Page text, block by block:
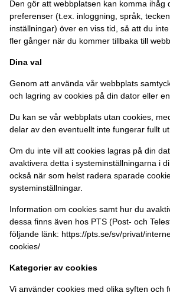
Den gör att webbplatsen kan komma ihåg
preferenser (t.ex. inloggning, språk,
inställningar) över en viss tid, så att du
fler gånger när du kommer tillbaka till
Dina val
Genom att använda vår webbplats
och lagring av cookies på din dator eller
Du kan se vår webbplats utan cookies,
delar av den eventuellt inte fungerar fullt ut
Om du inte vill att cookies lagras på din
avaktivera detta i systeminställningarna i
också när som helst radera sparade
systeminställningar.
Information om cookies samt hur du
dessa finns även hos PTS (Post- och
följande länk: https://pts.se/sv/privat/
cookies/
Kategorier av cookies
Vi använder cookies med olika syften och